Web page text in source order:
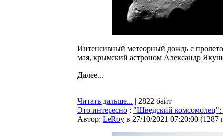
Интенсивный метеорный дождь с
мая, крымский астроном Александр
Далее...
Читать дальше... | 2822 байт
Это интересно : "Шведский комсомолец":
Автор: LeRoy в 27/10/2021 07:20:00 (1287